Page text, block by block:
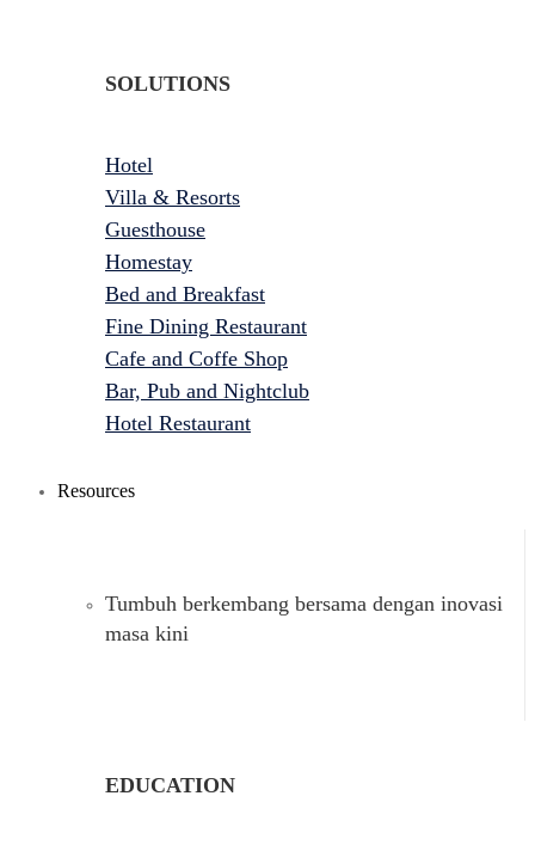
SOLUTIONS
Hotel
Villa & Resorts
Guesthouse
Homestay
Bed and Breakfast
Fine Dining Restaurant
Cafe and Coffe Shop
Bar, Pub and Nightclub
Hotel Restaurant
Resources
Tumbuh berkembang bersama dengan inovasi
masa kini
EDUCATION